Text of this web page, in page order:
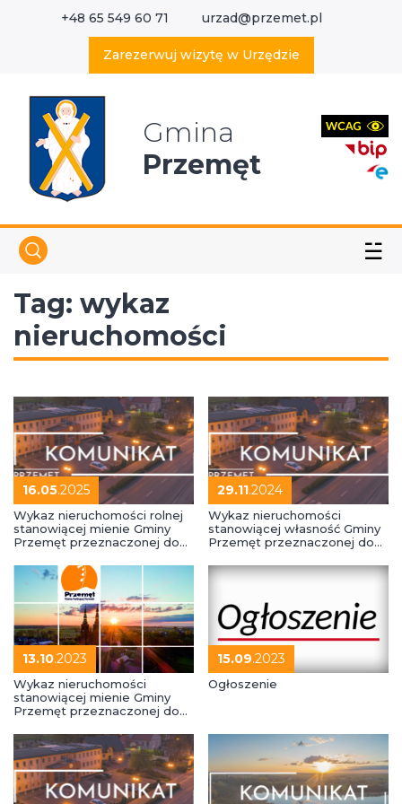
+48 65 549 60 71 urzad@przemet.pl
Zarezerwuj wizytę w Urzędzie
Gmina
Przemęt
☱
Tag: wykaz
nieruchomości
16.05.2025
Wykaz nieruchomości rolnej
stanowiącej mienie Gminy
Przemęt przeznaczonej do
29.11.2024
Wykaz nieruchomości
stanowiącej własność Gminy
Przemęt przeznaczonej do
13.10.2023
Wykaz nieruchomości
stanowiącej mienie Gminy
Przemęt przeznaczonej do
15.09.2023
Ogłoszenie
Wyszukaj w serwisie